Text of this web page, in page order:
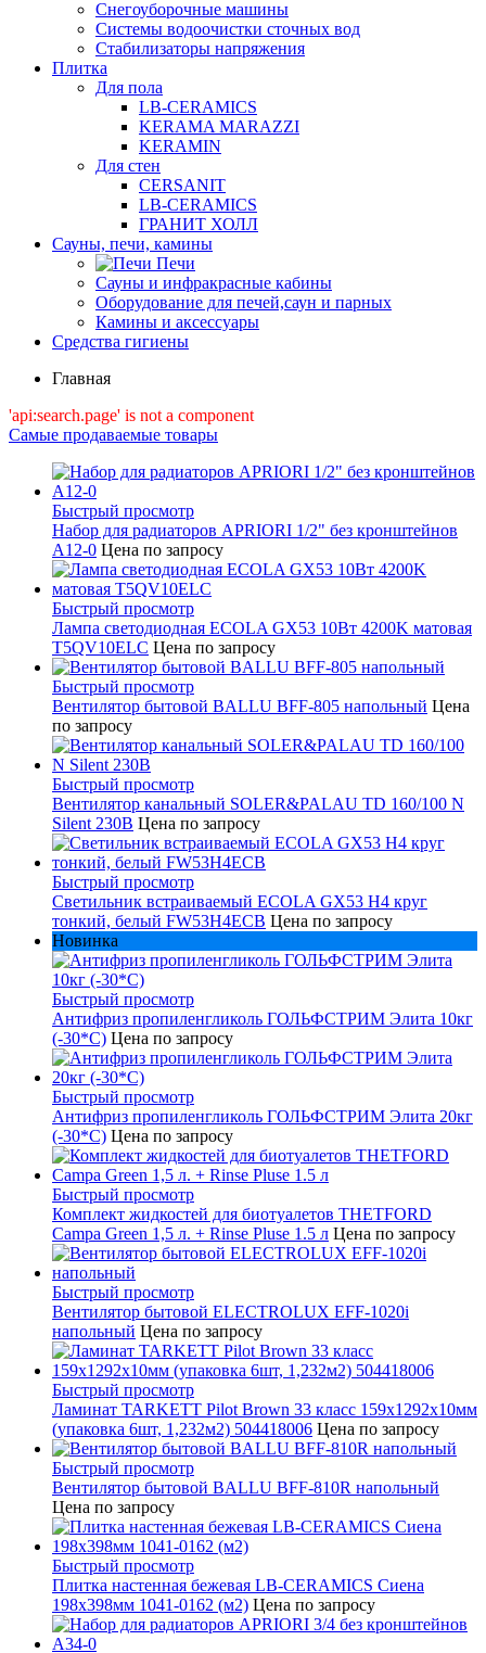
Снегоуборочные машины
Системы водоочистки сточных вод
Стабилизаторы напряжения
Плитка
Для пола
LB-CERAMICS
KERAMA MARAZZI
KERAMIN
Для стен
CERSANIT
LB-CERAMICS
ГРАНИТ ХОЛЛ
Сауны, печи, камины
Печи
Сауны и инфракрасные кабины
Оборудование для печей,саун и парных
Камины и аксессуары
Средства гигиены
Главная
'api:search.page' is not a component
Самые продаваемые товары
Быстрый просмотр
Набор для радиаторов APRIORI 1/2" без кронштейнов
A12-0 Цена по запросу
Быстрый просмотр
Лампа светодиодная ECOLA GX53 10Вт 4200K матовая
T5QV10ELC Цена по запросу
Быстрый просмотр
Вентилятор бытовой BALLU BFF-805 напольный Цена
по запросу
Быстрый просмотр
Вентилятор канальный SOLER&PALAU TD 160/100 N
Silent 230В Цена по запросу
Быстрый просмотр
Светильник встраиваемый ECOLA GX53 H4 круг
тонкий, белый FW53H4ECB Цена по запросу
Новинка
Быстрый просмотр
Антифриз пропиленгликоль ГОЛЬФСТРИМ Элита 10кг
(-30*С) Цена по запросу
Быстрый просмотр
Антифриз пропиленгликоль ГОЛЬФСТРИМ Элита 20кг
(-30*С) Цена по запросу
Быстрый просмотр
Комплект жидкостей для биотуалетов THETFORD
Campa Green 1,5 л. + Rinse Pluse 1.5 л Цена по запросу
Быстрый просмотр
Вентилятор бытовой ELECTROLUX EFF-1020i
напольный Цена по запросу
Быстрый просмотр
Ламинат TARKETT Pilot Brown 33 класс 159х1292х10мм
(упаковка 6шт, 1,232м2) 504418006 Цена по запросу
Быстрый просмотр
Вентилятор бытовой BALLU BFF-810R напольный
Цена по запросу
Быстрый просмотр
Плитка настенная бежевая LB-CERAMICS Сиена
198x398мм 1041-0162 (м2) Цена по запросу